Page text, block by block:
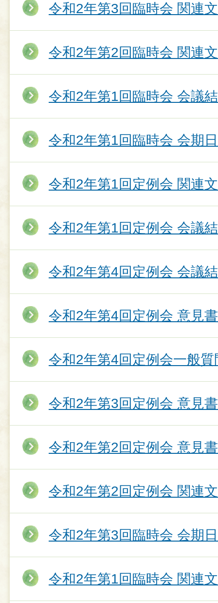
令和2年第3回臨時会 関連
令和2年第2回臨時会 関連
令和2年第1回臨時会 会議
令和2年第1回臨時会 会期
令和2年第1回定例会 関連
令和2年第1回定例会 会議
令和2年第4回定例会 会議
令和2年第4回定例会 意見
令和2年第4回定例会一般質
令和2年第3回定例会 意見
令和2年第2回定例会 意見
令和2年第2回定例会 関連
令和2年第3回臨時会 会期
令和2年第1回臨時会 関連